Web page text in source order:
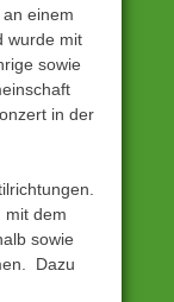
einem
wurde mit
sowie
in der
mit dem
sowie
Dazu